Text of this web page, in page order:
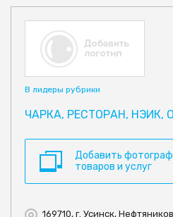
В лидеры рубрики
ЧАРКА, РЕСТОРАН, НЭИК,
Добавить
товаров и услуг
169710, г. Усинск,